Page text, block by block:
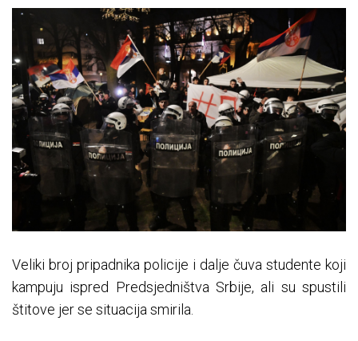
Veliki broj pripadnika policije i dalje čuva studente koji
kampuju ispred Predsjedništva Srbije, ali su spustili
štitove jer se situacija smirila.